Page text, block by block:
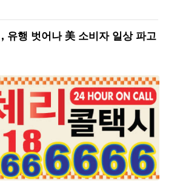
유행 벗어나 美 소비자 일상 파고